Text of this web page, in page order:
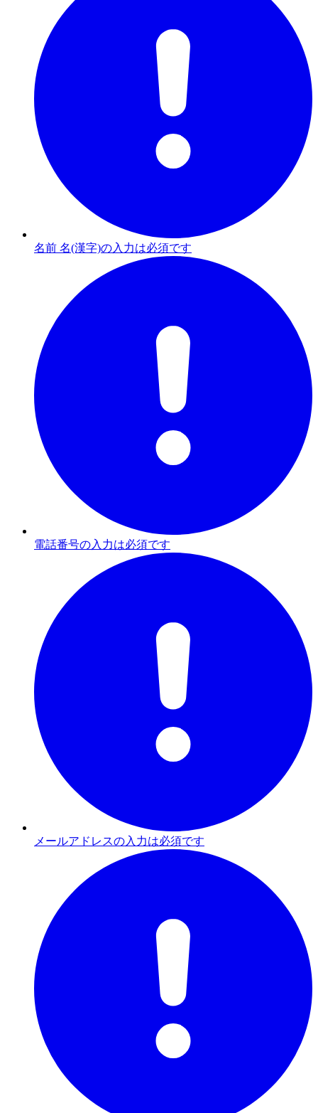
名前 名(漢字)の入力は必須です
電話番号の入力は必須です
メールアドレスの入力は必須です